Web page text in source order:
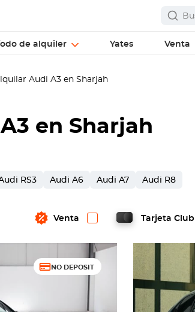
de alquiler Yates Venta
Audi A3 en Sharjah
en Sharjah
RS3 Audi A6 Audi A7 Audi R8
Venta Tarjeta Club
NO DEPOSIT